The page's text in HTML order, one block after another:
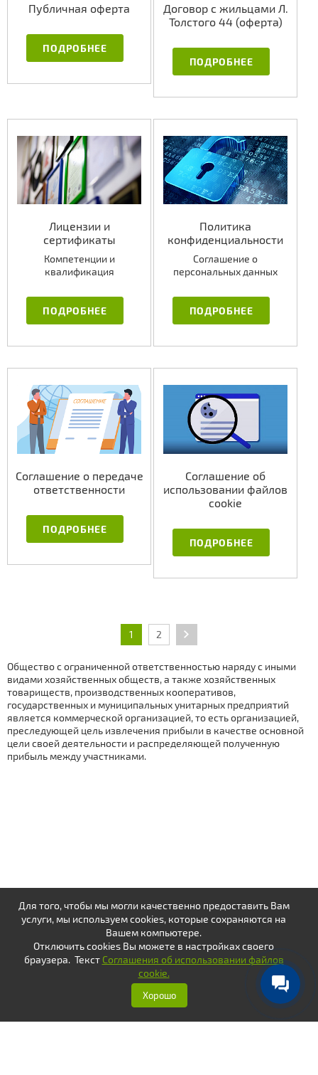
Для того, чтобы мы могли качественно предоставить Вам
услуги, мы используем cookies, которые сохраняются на
Вашем компьютере.
Отключить cookies Вы можете в настройках своего
браузера. Текст Соглашения об использовании файлов
cookie.
Хорошо
Публичная оферта
ПОДРОБНЕЕ
Договор с жильцами Л.
Толстого 44 (оферта)
ПОДРОБНЕЕ
Лицензии и
сертификаты
Компетенции и
квалификация
ПОДРОБНЕЕ
Политика
конфиденциальности
Соглашение о
персональных данных
ПОДРОБНЕЕ
Соглашение о передаче
ответственности
ПОДРОБНЕЕ
Соглашение об
использовании файлов
cookie
ПОДРОБНЕЕ
1 2
Общество с ограниченной ответственностью наряду с иными
видами хозяйственных обществ, а также хозяйственных
товариществ, производственных кооперативов,
государственных и муниципальных унитарных предприятий
является коммерческой организацией, то есть организацией,
преследующей цель извлечения прибыли в качестве основной
цели своей деятельности и распределяющей полученную
прибыль между участниками.